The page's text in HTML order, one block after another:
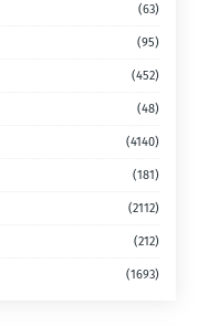
(63)
(95)
(452)
(48)
(4140)
(181)
(2112)
(212)
(1693)